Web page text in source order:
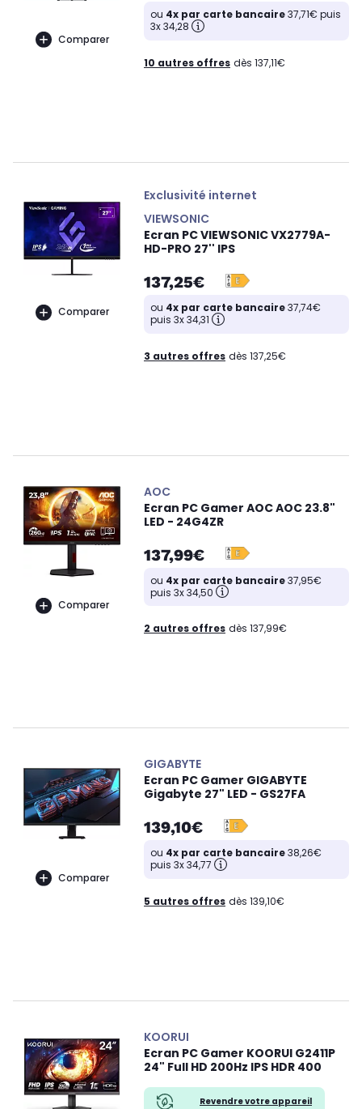
Comparer
ou 4x par carte bancaire37,71€ puis
3x 34,28
10 autres offres dès 137,11€
Comparer
Exclusivité internet
VIEWSONIC
Ecran PC VIEWSONIC VX2779A-
HD-PRO 27'' IPS
137,25€
ou 4x par carte bancaire37,74€
puis 3x 34,31
3 autres offres dès 137,25€
Comparer
AOC
Ecran PC Gamer AOC AOC 23.8"
LED - 24G4ZR
137,99€
ou 4x par carte bancaire37,95€
puis 3x 34,50
2 autres offres dès 137,99€
Comparer
GIGABYTE
Ecran PC Gamer GIGABYTE
Gigabyte 27" LED - GS27FA
139,10€
ou 4x par carte bancaire38,26€
puis 3x 34,77
5 autres offres dès 139,10€
KOORUI
Ecran PC Gamer KOORUI G2411P
24" Full HD 200Hz IPS HDR 400
Revendre votre appareil